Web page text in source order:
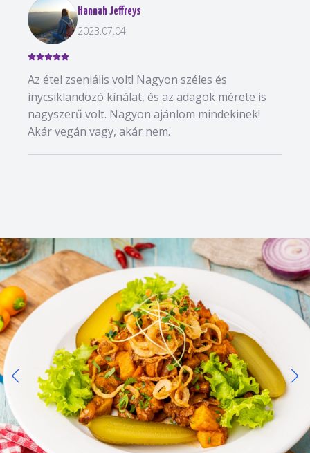
Hannah Jeffreys
2023.07.04
Az étel zseniális volt! Nagyon széles és
ínycsiklandozó kínálat, és az adagok mérete is
nagyszerű volt. Nagyon ajánlom mindekinek!
Akár vegán vagy, akár nem.